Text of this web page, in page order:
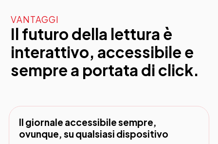
VANTAGGI
Il futuro della lettura è
interattivo, accessibile e
sempre a portata di click.
Il giornale accessibile sempre,
ovunque, su qualsiasi dispositivo